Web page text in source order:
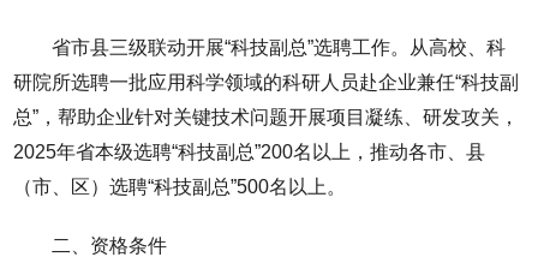
省市县三级联动开展“科技副总”选聘工作。从高校、科
研院所选聘一批应用科学领域的科研人员赴企业兼任“科技副
总”，帮助企业针对关键技术问题开展项目凝练、研发攻关，
2025年省本级选聘“科技副总”200名以上，推动各市、县
（市、区）选聘“科技副总”500名以上。
二、资格条件